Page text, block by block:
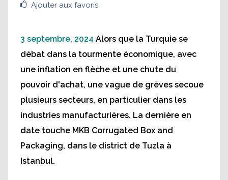
Ajouter aux favoris
3 septembre, 2024 Alors que la Turquie se
débat dans la tourmente économique, avec
une inflation en flèche et une chute du
pouvoir d'achat, une vague de grèves secoue
plusieurs secteurs, en particulier dans les
industries manufacturières. La dernière en
date touche MKB Corrugated Box and
Packaging, dans le district de Tuzla à
Istanbul.